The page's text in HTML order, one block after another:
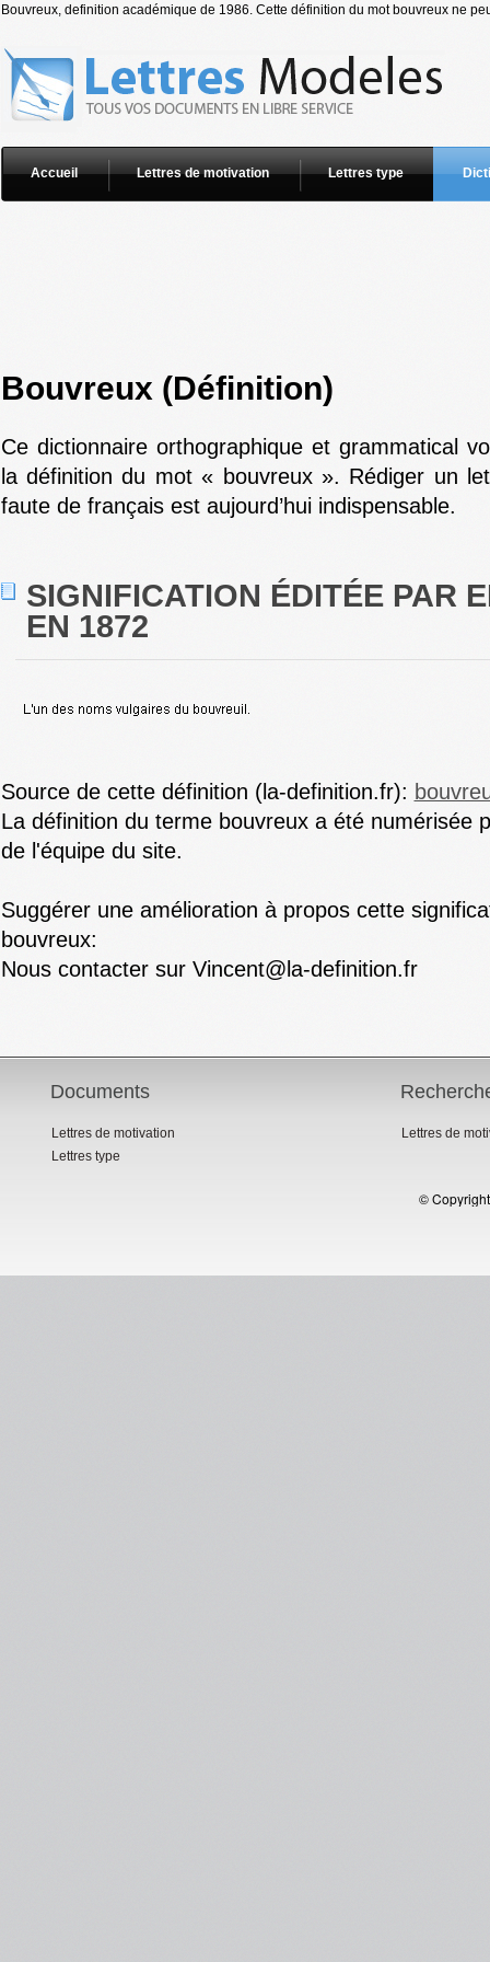
Bouvreux, definition académique de 1986. Cette définition du mot bouvreux ne
Accueil Lettres de motivation Lettres type
Bouvreux (Définition)
Ce dictionnaire orthographique et grammatical
la définition du mot « bouvreux ». Rédiger un
faute de français est aujourd’hui indispensable.
SIGNIFICATION ÉDITÉE PAR
EN 1872
Source de cette définition (la-definition.fr):
La définition du terme bouvreux a été numérisée
de l'équipe du site.
Suggérer une amélioration à propos cette
bouvreux:
Nous contacter sur Vincent@la-definition.fr
Documents
Lettres de motivation
Lettres type
Lettres de
©